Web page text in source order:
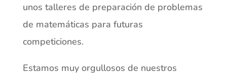
unos talleres de preparación de problemas
de matemáticas para futuras
competiciones.
Estamos muy orgullosos de nuestros